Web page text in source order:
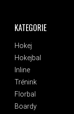
KATEGORIE
Hokej
Hokejbal
Inline
Trénink
Florbal
Boardy